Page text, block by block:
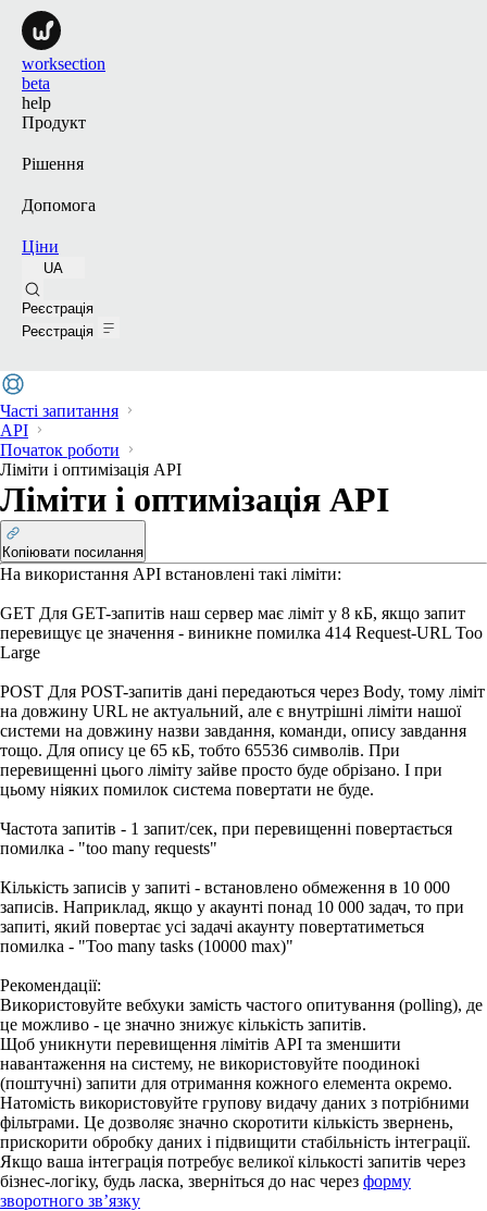
worksection
beta
help
Продукт
Рішення
Допомога
Ціни
UA
Реєстрація
Реєстрація
Часті запитання
API
Початок роботи
Ліміти і оптимізація API
Ліміти і оптимізація API
Копіювати посилання
На використання АРІ встановлені такі ліміти:
GET Для GET-запитів наш сервер має ліміт у 8 кБ, якщо запит
перевищує це значення - виникне помилка 414 Request-URL Too
Large
POST Для POST-запитів дані передаються через Body, тому ліміт
на довжину URL не актуальний, але є внутрішні ліміти нашої
системи на довжину назви завдання, команди, опису завдання
тощо. Для опису це 65 кБ, тобто 65536 символів. При
перевищенні цього ліміту зайве просто буде обрізано. І при
цьому ніяких помилок система повертати не буде.
Частота запитів - 1 запит/сек, при перевищенні повертається
помилка - "too many requests"
Кількість записів у запиті - встановлено обмеження в 10 000
записів. Наприклад, якщо у акаунті понад 10 000 задач, то при
запиті, який повертає усі задачі акаунту повертатиметься
помилка - "Too many tasks (10000 max)"
Рекомендації:
Використовуйте вебхуки замість частого опитування (polling), де
це можливо - це значно знижує кількість запитів.
Щоб уникнути перевищення лімітів API та зменшити
навантаження на систему, не використовуйте поодинокі
(поштучні) запити для отримання кожного елемента окремо.
Натомість використовуйте групову видачу даних з потрібними
фільтрами. Це дозволяє значно скоротити кількість звернень,
прискорити обробку даних і підвищити стабільність інтеграції.
Якщо ваша інтеграція потребує великої кількості запитів через
бізнес-логіку, будь ласка, зверніться до нас через форму
зворотного зв’язку